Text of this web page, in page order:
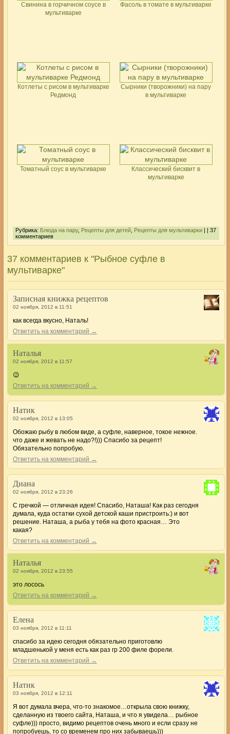
Свинина в горчичном соусе в
мультиварке
Фасоль в томате в мультиварке
Котлеты с рисом в мультиварке
Редмонд
Сырники (творожники) на пару
в мультиварке
Томатный соус в мультиварке
Классический бисквит в
мультиварке
Рубрика: Блюда на пару, Рецепты для детей, Рецепты для мультиварки| | 37
комментариев
37 комментариев к "Рыбное суфле в
мультиварке"
Записная книжка рецептов
02 ноября, 2012 в 11:51
как всегда вкусно, Наталь!
Ответить на комментарий →
Наталья
02 ноября, 2012 в 11:57
😉
Ответить на комментарий →
Натик
02 ноября, 2012 в 13:05
Обожаю рыбу в любом виде, а суфле, наверное, токое нежное.
что даже и жевать не надо?!))) Спасибо за рецепт!
Обязательно попробую.
Ответить на комментарий →
Диана
02 ноября, 2012 в 23:26
С гречкой — отличная идея! Спасибо, Наташа! Как раз сегодня
думала, куда остатки сухой детской каши пристроить:) и вот
решение. Наташа, а рыба у тебя на фото красная… Это
какая?
Ответить на комментарий →
Наталья
02 ноября, 2012 в 23:55
это лосось
Ответить на комментарий →
Елена
03 ноября, 2012 в 11:11
спасибо за идею сегодня обязательно приготовлю
младшенькой у меня есть как раз гр 200 филе форели.
Ответить на комментарий →
Натик
03 ноября, 2012 в 12:11
Я вот думала вчера, что-то знакомое…открыла свою книжку,
сделанную из твоего сайта, Наташа, и что я увидела… рыбное
суфле))) просто, видимо рецептов очень много и если сразу не
попробуешь, то со временем про них забываешь)))